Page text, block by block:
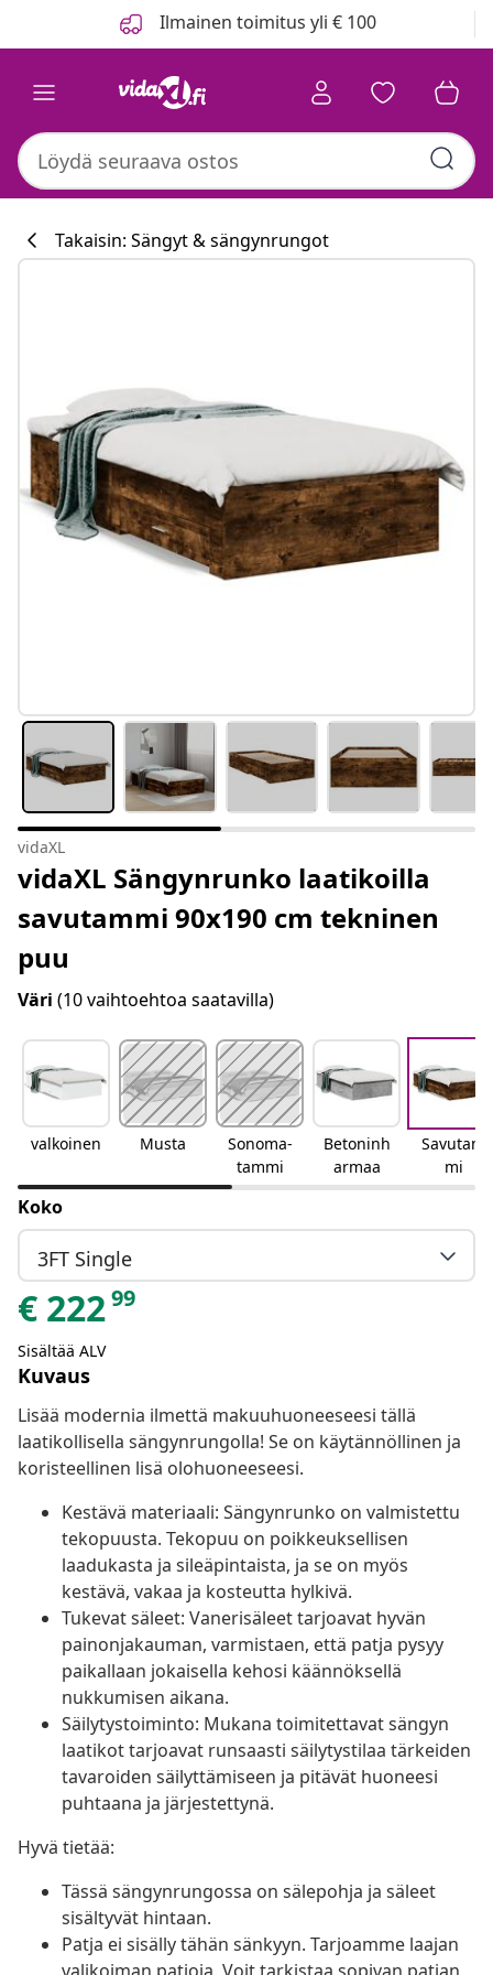
Ilmainen toimitus yli € 100
#sharemevidaxl
Takaisin: Sängyt & sängynrungot
vidaXL
vidaXL Sängynrunko laatikoilla
savutammi 90x190 cm tekninen
puu
Väri (10 vaihtoehtoa saatavilla)
valkoinen Musta
Sonoma-
tammi
Betoninh
armaa
Savutam
mi
Koko
3FT Single
€ 22299
Sisältää ALV
Kuvaus
Lisää modernia ilmettä makuuhuoneeseesi tällä
laatikollisella sängynrungolla! Se on käytännöllinen ja
koristeellinen lisä olohuoneeseesi.
Kestävä materiaali: Sängynrunko on valmistettu
tekopuusta. Tekopuu on poikkeuksellisen
laadukasta ja sileäpintaista, ja se on myös
kestävä, vakaa ja kosteutta hylkivä.
Tukevat säleet: Vanerisäleet tarjoavat hyvän
painonjakauman, varmistaen, että patja pysyy
paikallaan jokaisella kehosi käännöksellä
nukkumisen aikana.
Säilytystoiminto: Mukana toimitettavat sängyn
laatikot tarjoavat runsaasti säilytystilaa tärkeiden
tavaroiden säilyttämiseen ja pitävät huoneesi
puhtaana ja järjestettynä.
Hyvä tietää:
Tässä sängynrungossa on sälepohja ja säleet
sisältyvät hintaan.
Patja ei sisälly tähän sänkyyn. Tarjoamme laajan